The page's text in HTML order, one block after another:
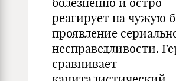
реагирует на чужую
проявление
несправедливости.
сравнивает